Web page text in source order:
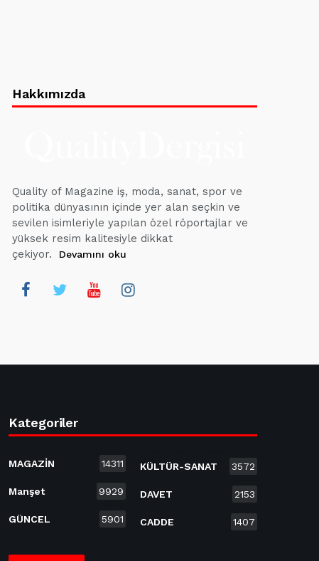
Hakkımızda
Quality of Magazine iş, moda, sanat, spor ve
politika dünyasının içinde yer alan seçkin ve
sevilen isimleriyle yapılan özel röportajlar ve
yüksek resim kalitesiyle dikkat
çekiyor.
Devamını oku
Kategoriler
MAGAZİN 14311
Manşet 9929
GÜNCEL 5901
KÜLTÜR-SANAT 3572
DAVET 2153
CADDE 1407